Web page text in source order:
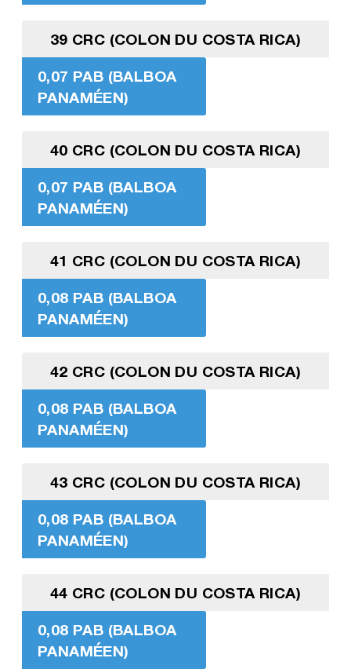
39 CRC (COLON DU COSTA RICA)
0,07 PAB (BALBOA
PANAMÉEN)
40 CRC (COLON DU COSTA RICA)
0,07 PAB (BALBOA
PANAMÉEN)
41 CRC (COLON DU COSTA RICA)
0,08 PAB (BALBOA
PANAMÉEN)
42 CRC (COLON DU COSTA RICA)
0,08 PAB (BALBOA
PANAMÉEN)
43 CRC (COLON DU COSTA RICA)
0,08 PAB (BALBOA
PANAMÉEN)
44 CRC (COLON DU COSTA RICA)
0,08 PAB (BALBOA
PANAMÉEN)